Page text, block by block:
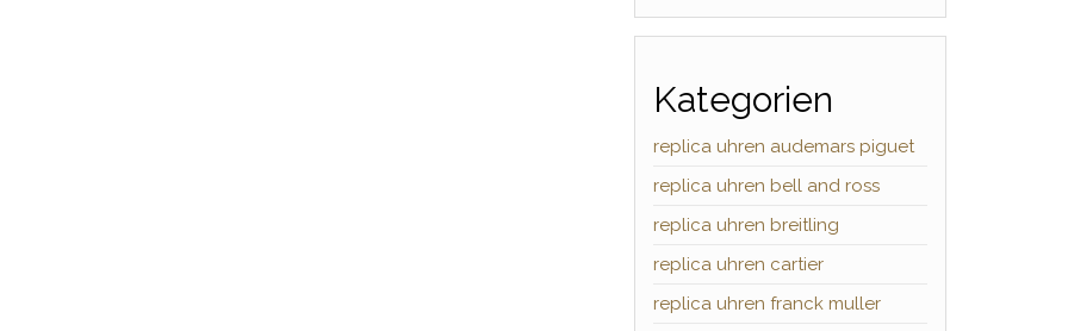
Kategorien
replica uhren audemars piguet
replica uhren bell and ross
replica uhren breitling
replica uhren cartier
replica uhren franck muller